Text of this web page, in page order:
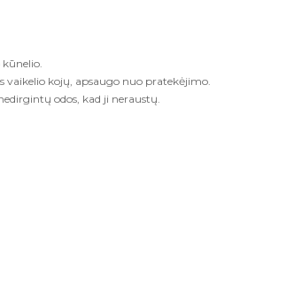
vaikelio kojų, apsaugo nuo pratekėjimo.
odos, kad ji neraustų.